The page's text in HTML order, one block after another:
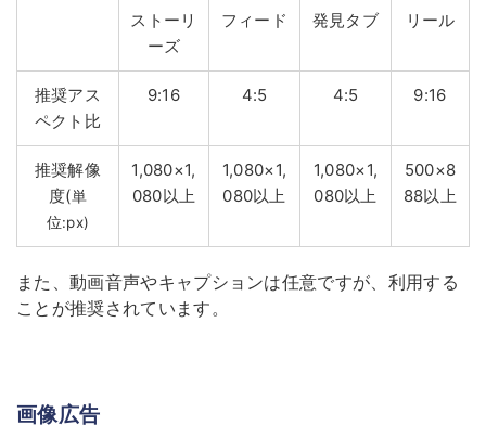
ストーリ
ーズ
フィード 発見タブ リール
推奨アス
ペクト比
9:16 4:5 4:5 9:16
推奨解像
度(単
位:px)
1,080×1,
080以上
1,080×1,
080以上
1,080×1,
080以上
500×8
88以上
また、動画音声やキャプションは任意ですが、利用する
ことが推奨されています。
画像広告